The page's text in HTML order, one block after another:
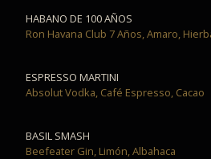
HABANO DE 100 AÑOS
Ron Havana Club 7 Años, Amaro,
ESPRESSO MARTINI
Absolut Vodka, Café Espresso, Cacao
BASIL SMASH
Beefeater Gin, Limón, Albahaca